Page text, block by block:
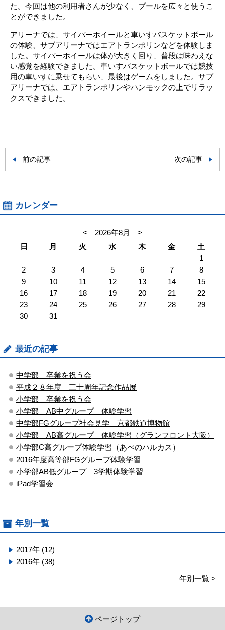
た。今回は他の利用者さんが少なく、プールを広々と使うこ
とができました。
アリーナでは、サイバーホイールと車いすバスケットボール
の体験、サブアリーナではエアトランポリンなどを体験しま
した。サイバーホイールは体が大きく回り、普段は味わえな
い感覚を経験できました。車いすバスケットボールでは競技
用の車いすに乗せてもらい、最後はゲームをしました。サブ
アリーナでは、エアトランポリンやハンモックの上でリラッ
クスできました。
前の記事 次の記事
カレンダー
< 2026年8月
>
日
月 火 水 木 金
土
1
2
3 4 5 6 7
8
9
10 11 12 13 14
15
16
17 18 19 20 21
22
23
24 25 26 27 28
29
30
31
最近の記事
中学部 卒業を祝う会
平成２８年度 三十周年記念作品展
小学部 卒業を祝う会
小学部 AB中グループ 体験学習
中学部FGグループ社会見学 京都鉄道博物館
小学部 AB高グループ 体験学習（グランフロント大阪）
小学部C高グループ体験学習（あべのハルカス）
2016年度高等部FGグループ体験学習
小学部AB低グループ 3学期体験学習
iPad学習会
年別一覧
2017年 (12)
2016年 (38)
年別一覧 >
ページトップ